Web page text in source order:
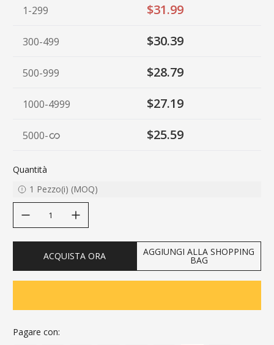
1-299 $31.99
300-499 $30.39
500-999 $28.79
1000-4999 $27.19
5000- $25.59
Quantità
1 Pezzo(i) (MOQ)
ACQUISTA ORA AGGIUNGI ALLA SHOPPING
BAG
Pagare con: